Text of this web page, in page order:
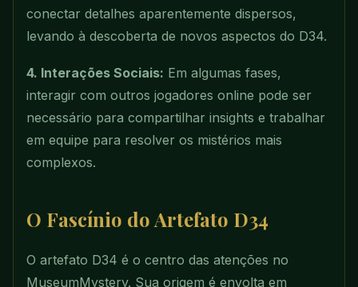
conectar detalhes aparentemente dispersos,
levando à descoberta de novos aspectos do D34.
4. Interações Sociais: Em algumas fases,
interagir com outros jogadores online pode ser
necessário para compartilhar insights e trabalhar
em equipe para resolver os mistérios mais
complexos.
O Fascínio do Artefato D34
O artefato D34 é o centro das atenções no
MuseumMystery. Sua origem é envolta em